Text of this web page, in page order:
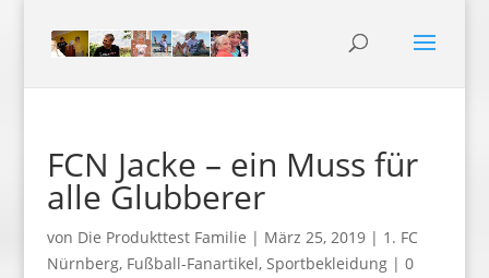
FCN Jacke – ein Muss für
alle Glubberer
von Die Produkttest Familie | März 25, 2019| 1. FC
Nürnberg, Fußball-Fanartikel, Sportbekleidung| 0